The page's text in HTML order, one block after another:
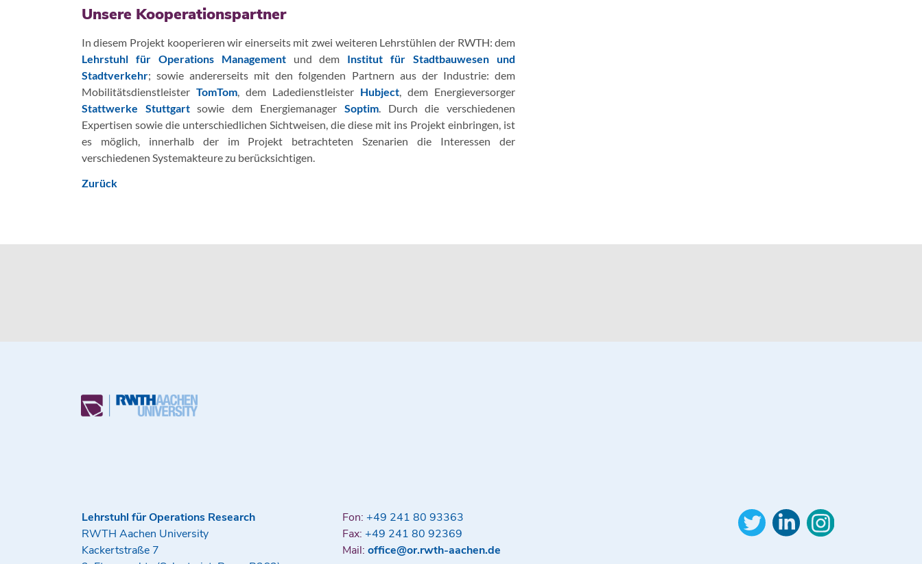
Unsere Kooperationspartner
In diesem Projekt kooperieren wir einerseits mit zwei weiteren Lehrstühlen der RWTH: dem
Lehrstuhl für Operations Managementund dem Institut für Stadtbauwesen und
Stadtverkehr; sowie andererseits mit den folgenden Partnern aus der Industrie: dem
Mobilitätsdienstleister TomTom, dem Ladedienstleister Hubject, dem Energieversorger
Stattwerke Stuttgartsowie dem Energiemanager Soptim. Durch die verschiedenen
Expertisen sowie die unterschiedlichen Sichtweisen, die diese mit ins Projekt einbringen, ist
es möglich, innerhalb der im Projekt betrachteten Szenarien die Interessen der
verschiedenen Systemakteure zu berücksichtigen.
Zurück
Lehrstuhl für Operations Research
RWTH Aachen University
Kackertstraße 7
Fon: +49 241 80 93363
Fax: +49 241 80 92369
Mail: office@or.rwth-aachen.de